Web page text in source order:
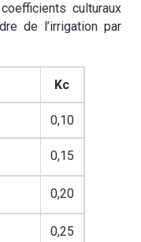
culturaux
de l’irrigation par
Kc
0,10
0,15
0,20
0,25